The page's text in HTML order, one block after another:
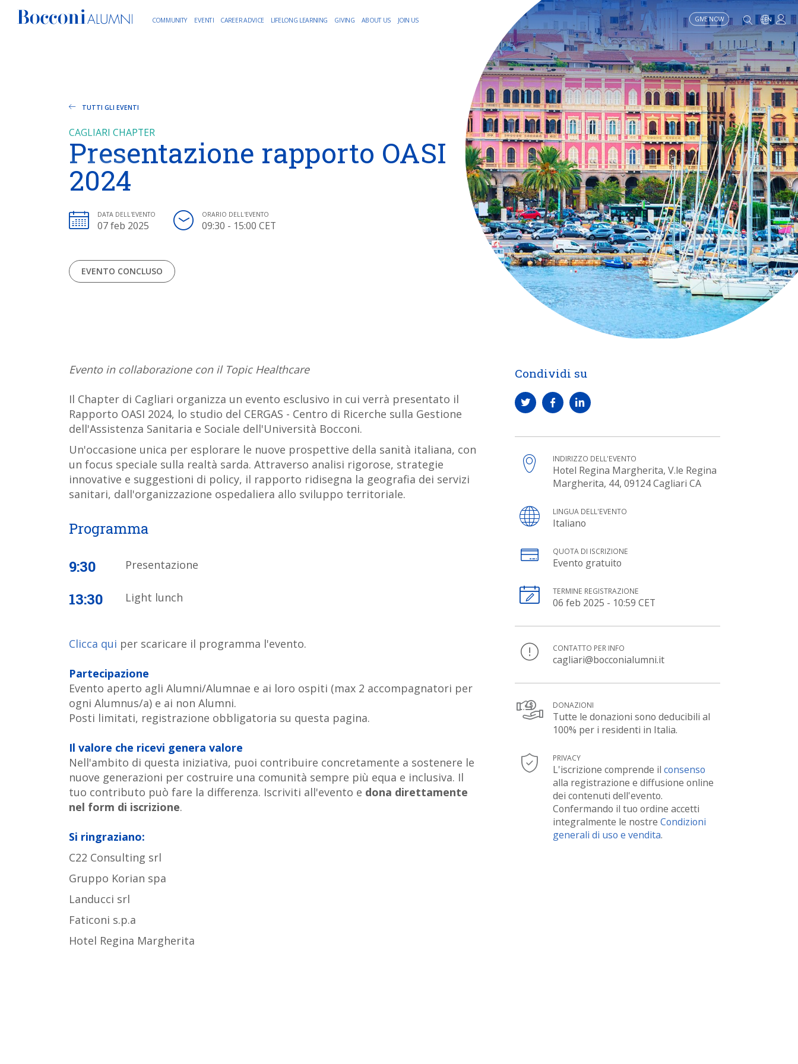
COMMUNITY EVENTI CAREER ADVICE LIFELONG LEARNING GIVING ABOUT US JOIN US GIVE NOW
TUTTI GLI EVENTI
CAGLIARI CHAPTER
Presentazione rapporto OASI
2024
DATA DELL'EVENTO
07 feb 2025
ORARIO DELL'EVENTO
09:30 - 15:00 CET
EVENTO CONCLUSO
Evento in collaborazione con il Topic Healthcare
Il Chapter di Cagliari organizza un evento esclusivo in cui verrà presentato il
Rapporto OASI 2024, lo studio del CERGAS - Centro di Ricerche sulla Gestione
dell'Assistenza Sanitaria e Sociale dell'Università Bocconi.
Un'occasione unica per esplorare le nuove prospettive della sanità italiana, con
un focus speciale sulla realtà sarda. Attraverso analisi rigorose, strategie
innovative e suggestioni di policy, il rapporto ridisegna la geografia dei servizi
sanitari, dall'organizzazione ospedaliera allo sviluppo territoriale.
9:30 Presentazione
13:30 Light lunch
Clicca qui per scaricare il programma l'evento.
Partecipazione
Evento aperto agli Alumni/Alumnae e ai loro ospiti (max 2 accompagnatori per
ogni Alumnus/a) e ai non Alumni.
Posti limitati, registrazione obbligatoria su questa pagina.
Il valore che ricevi genera valore
Nell'ambito di questa iniziativa, puoi contribuire concretamente a sostenere le
nuove generazioni per costruire una comunità sempre più equa e inclusiva. Il
tuo contributo può fare la differenza. Iscriviti all'evento e dona direttamente
nel form di iscrizione.
Si ringraziano:
C22 Consulting srl
Gruppo Korian spa
Landucci srl
Faticoni s.p.a
Hotel Regina Margherita
Condividi su
INDIRIZZO DELL'EVENTO
Hotel Regina Margherita, V.le Regina
Margherita, 44, 09124 Cagliari CA
LINGUA DELL'EVENTO
Italiano
QUOTA DI ISCRIZIONE
Evento gratuito
TERMINE REGISTRAZIONE
06 feb 2025 - 10:59 CET
CONTATTO PER INFO
cagliari@bocconialumni.it
DONAZIONI
Tutte le donazioni sono deducibili al
100% per i residenti in Italia.
PRIVACY
L'iscrizione comprende ilconsenso
alla registrazione e diffusione online
dei contenuti dell'evento.
Confermando il tuo ordine accetti
integralmente le nostreCondizioni
generali di uso e vendita.